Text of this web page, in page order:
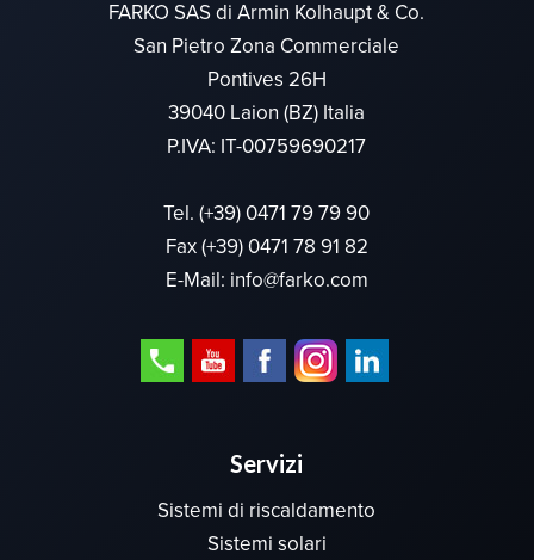
FARKO SAS di Armin Kolhaupt & Co.
San Pietro Zona Commerciale
Pontives 26H
39040 Laion (BZ) Italia
P.IVA: IT-00759690217
Tel.(+39) 0471 79 79 90
Fax (+39) 0471 78 91 82
E-Mail: info@farko.com
Servizi
Sistemi di riscaldamento
Sistemi solari